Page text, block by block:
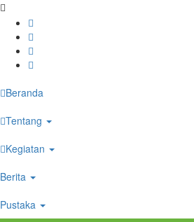
Beranda
Tentang
Kegiatan
Berita
Pustaka